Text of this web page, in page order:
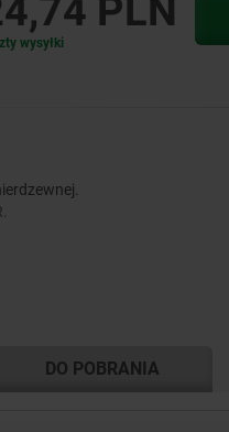
PLN
wysyłki
DO POBRANIA